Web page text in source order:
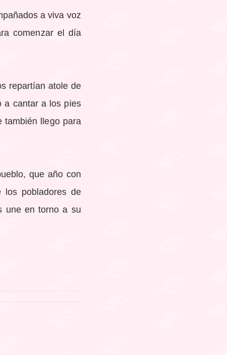
a viva voz
comenzar el día
repartían atole de
a cantar a los pies
también llego para
que año con
los pobladores de
une en torno a su